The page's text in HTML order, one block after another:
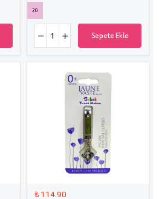
20
Sepete Ekle
₺ 114.90